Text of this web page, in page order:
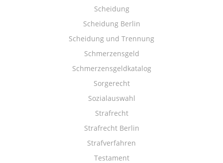
Scheidung
Scheidung Berlin
Scheidung und Trennung
Schmerzensgeld
Schmerzensgeldkatalog
Sorgerecht
Sozialauswahl
Strafrecht
Strafrecht Berlin
Strafverfahren
Testament